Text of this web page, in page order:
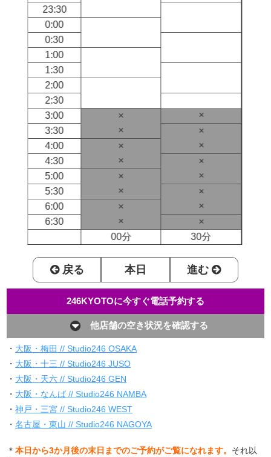
23:30
0:00
0:30
1:00
1:30
2:00
2:30
3:00
×
×
3:30
×
×
4:00
×
×
4:30
×
×
5:00
×
×
5:30
×
×
6:00
×
×
6:30
×
×
00分
30分
戻る 本日 進む
246KYOTOに今すぐ電話予約する
他店舗の空き状況を確認する
・ 大阪・梅田 // Studio246 OSAKA
・ 大阪・十三 // Studio246 JUSO
・ 大阪・天六 // Studio246 GEN
・ 大阪・なんば // Studio246 NAMBA
・神戸・三宮 // Studio246 WEST
・名古屋・東山 // Studio246 NAGOYA
＊本日から3か月後の末日までのご予約がご覧になれます。 それ以